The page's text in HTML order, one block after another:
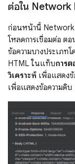
ต่อใน
ก่อนหน้านี้ Network
โหลดการเชื่อมต่อ ต
ข้อความบางประเภท
HTML ในแท็บการ
วิเคราะห์ เพื่อแสดง
เพื่อแสดงข้อความดิบ